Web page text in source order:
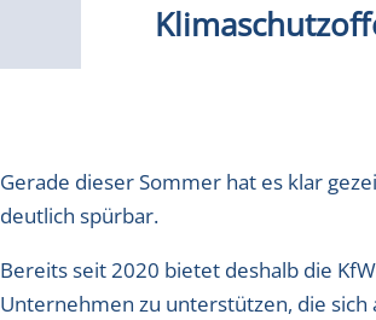
Gerade dieser Sommer hat es klar
deutlich spürbar.
Bereits seit 2020 bietet deshalb die
Unternehmen zu unterstützen, die